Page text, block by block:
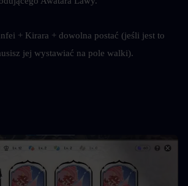
+ Kirara + dowolna postać (jeśli jest to
jej wystawiać na pole walki).